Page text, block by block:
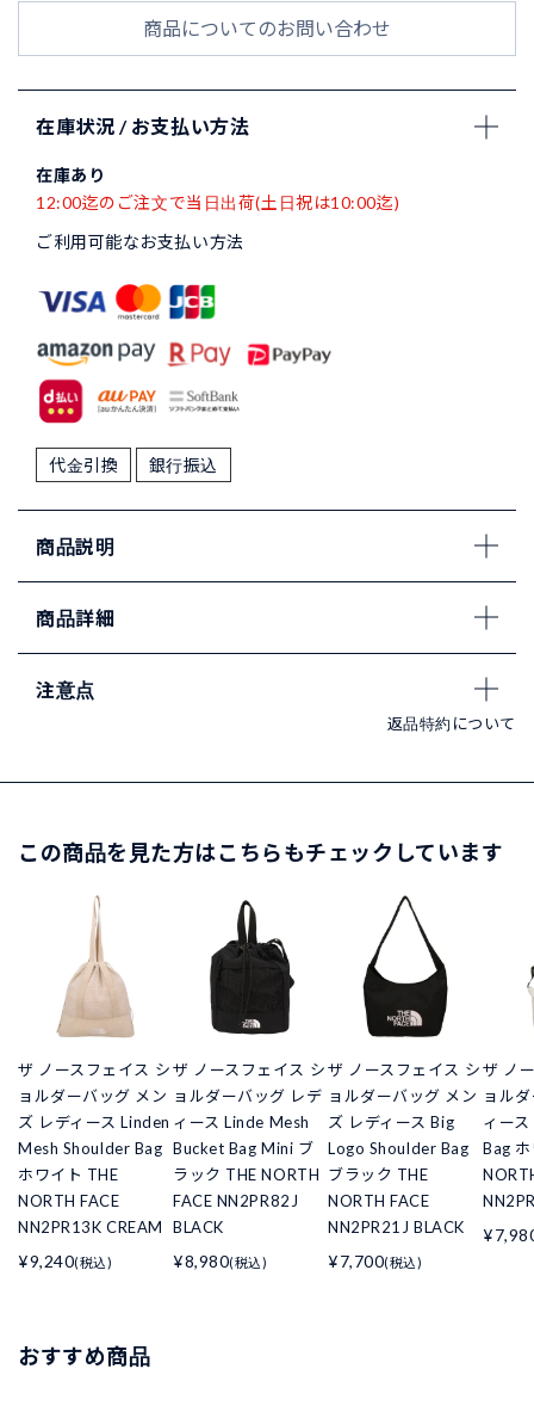
商品についてのお問い合わせ
在庫状況 / お支払い方法
在庫あり
12:00迄のご注文で当日出荷(土日祝は10:00迄)
ご利用可能なお支払い方法
代金引換 銀行振込
商品説明
商品詳細
注意点
返品特約について
この商品を見た方はこちらもチェックしています
ザ ノースフェイス シ
ョルダーバッグ メン
ズ レディース Linden
Mesh Shoulder Bag
ホワイト THE
NORTH FACE
NN2PR13K CREAM
¥9,240(税込)
ザ ノースフェイス シ
ョルダーバッグ レデ
ィース Linde Mesh
Bucket Bag Mini ブ
ラック THE NORTH
FACE NN2PR82J
BLACK
¥8,980(税込)
ザ ノースフェイス シ
ョルダーバッグ メン
ズ レディース Big
Logo Shoulder Bag
ブラック THE
NORTH FACE
NN2PR21J BLACK
¥7,700(税込)
ザ ノ
ョル
ィー
Bag
おすすめ商品